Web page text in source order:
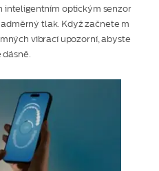
inteligentním optickým senzor
tlak. Když začnete m
vibrací upozorní, abyste
dásně.